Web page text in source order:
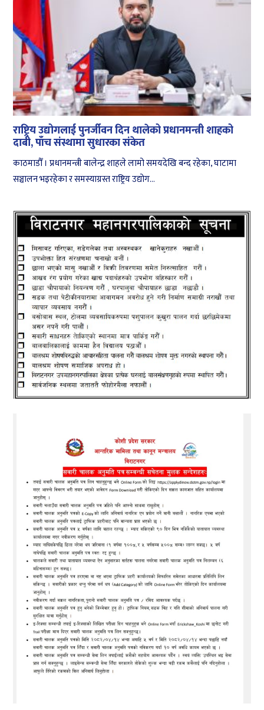
राष्ट्रिय उद्योगलाई पुनर्जीवन दिन थालेको प्रधानमन्त्री शाहको
दाबी, पाँच संस्थामा सुधारका संकेत
काठमाडौँ । प्रधानमन्त्री बालेन्द्र शाहले लामो समयदेखि बन्द रहेका, घाटामा
सञ्चालन भइरहेका र समस्याग्रस्त राष्ट्रिय उद्योग...